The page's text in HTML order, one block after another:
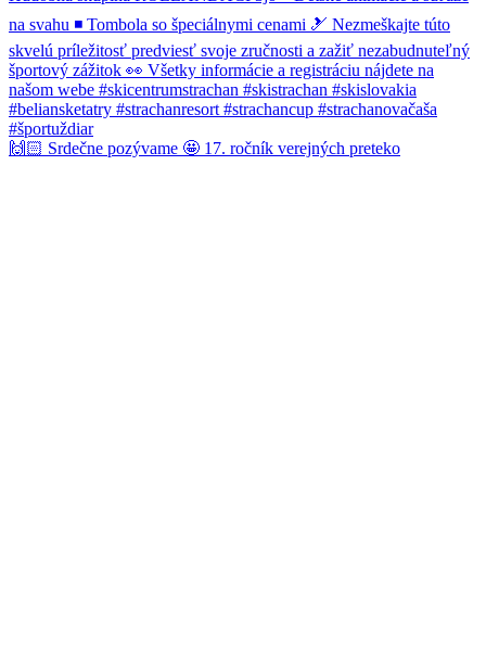
🙌🏻 Srdečne pozývame 🤩 17. ročník verejných preteko